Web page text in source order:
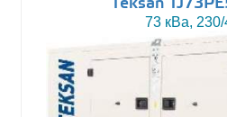
73 кВа,